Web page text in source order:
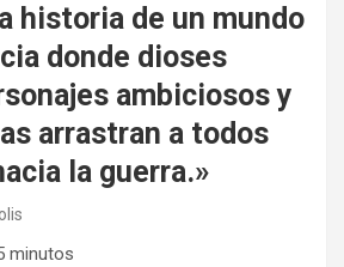
historia de un mundo
donde dioses
ambiciosos y
arrastran a todos
la guerra.»
minutos